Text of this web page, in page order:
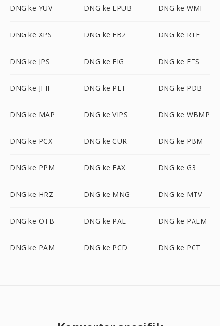
DNG ke YUV DNG ke EPUB DNG ke WMF
DNG ke XPS DNG ke FB2 DNG ke RTF
DNG ke JPS DNG ke FIG DNG ke FTS
DNG ke JFIF DNG ke PLT DNG ke PDB
DNG ke MAP DNG ke VIPS DNG ke WBMP
DNG ke PCX DNG ke CUR DNG ke PBM
DNG ke PPM DNG ke FAX DNG ke G3
DNG ke HRZ DNG ke MNG DNG ke MTV
DNG ke OTB DNG ke PAL DNG ke PALM
DNG ke PAM DNG ke PCD DNG ke PCT